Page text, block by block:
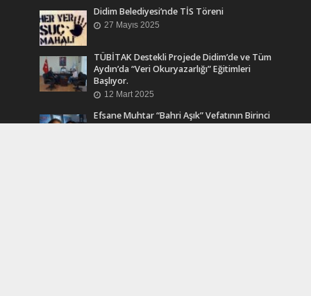
Didim Belediyesi’nde TİS Töreni
27 Mayıs 2025
TÜBİTAK Destekli Projede Didim’de ve Tüm
Aydın’da “Veri Okuryazarlığı” Eğitimleri
Başlıyor.
12 Mart 2025
Efsane Muhtar “Bahri Aşık” Vefatının Birinci
Yılında Unutulmadı